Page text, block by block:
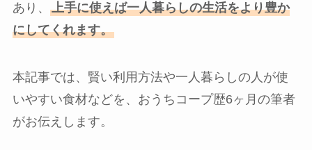
あり、 上手に使えば一人暮らしの生活をより豊か
にしてくれます。
本記事では、賢い利用方法や一人暮らしの人が使
いやすい食材などを、おうちコープ歴6ヶ月の筆者
がお伝えします。